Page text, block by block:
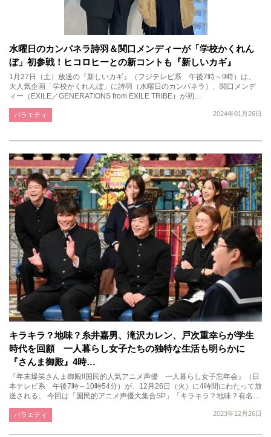
水曜日のカンパネラ詩羽＆関口メンディーが「学校かくれん
ぼ」初参戦！ヒコロヒーとの新コントも『新しいカギ』
1月27日（土）放送の『新しいカギ』（フジテレビ系 午後7時～9時）は、
大人気企画「学校かくれんぼ」に詩羽（水曜日のカンパネラ）、関口メンデ
ィー（EXILE／GENERATIONS from EXILE TRIBE）が初…
2024年01月26日
バラエティ
キラキラ？地味？糸井嘉男、滝沢カレン、戸次重幸らが学生
時代を回顧 一人暮らし女子たちの独特な生活も明らかに
『さんま御殿』4時…
『年末爆笑さんま御殿!!国民的人気アニメ声優 一人暮らし女子忘年会』（日
本テレビ系 午後7時～10時54分）が、12月26日（火）に4時間にわたって放
送される。 今回は「国民的アニメ声優大集合SP」「キラキラ？地味？有名…
2023年12月26日
バラエティ